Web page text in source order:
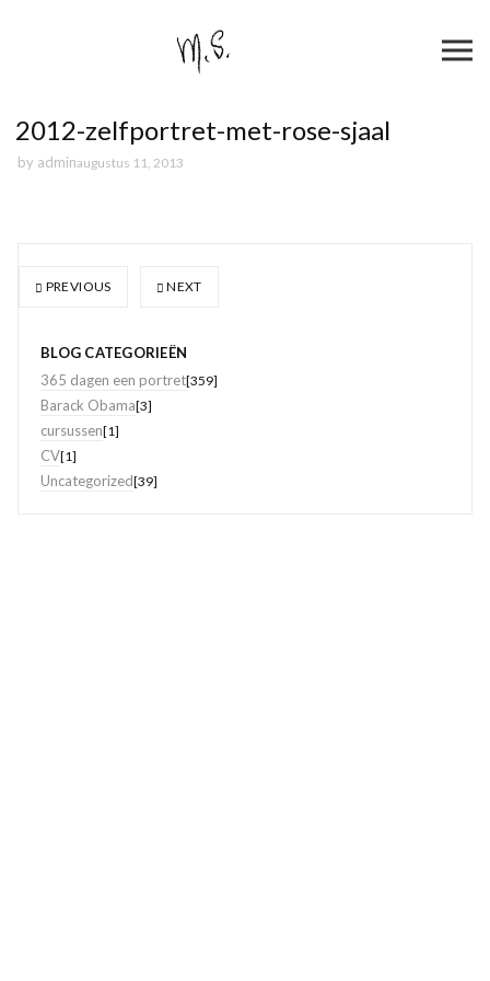
2012-zelfportret-met-rose-sjaal
by adminaugustus 11, 2013
PREVIOUS NEXT
BLOG CATEGORIEËN
365 dagen een portret[359]
Barack Obama[3]
cursussen[1]
CV[1]
Uncategorized[39]